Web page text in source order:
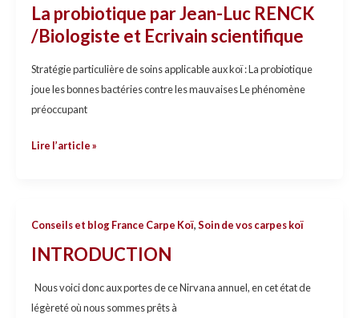
La probiotique par Jean-Luc RENCK
/Biologiste et Ecrivain scientifique
Stratégie particulière de soins applicable aux koï : La probiotique
joue les bonnes bactéries contre les mauvaises Le phénomène
préoccupant
par
Jean-
Luc
RENCK
/Biologiste
Ecrivain
Lire l’article »
Conseils et blog France Carpe Koï,Soin de vos carpes koï
INTRODUCTION
Nous voici donc aux portes de ce Nirvana annuel, en cet état de
légèreté où nous sommes prêts à
INTRODUCTION